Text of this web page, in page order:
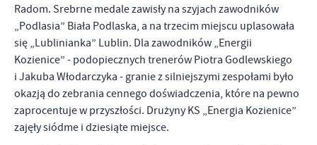
Radom. Srebrne medale zawisły na szyjach zawodników
„Podlasia” Biała Podlaska, a na trzecim miejscu uplasowała
się „Lublinianka” Lublin. Dla zawodników „Energii
Kozienice” - podopiecznych trenerów Piotra Godlewskiego
i Jakuba Włodarczyka - granie z silniejszymi zespołami było
okazją do zebrania cennego doświadczenia, które na pewno
zaprocentuje w przyszłości. Drużyny KS „Energia Kozienice”
zajęły siódme i dziesiąte miejsce.